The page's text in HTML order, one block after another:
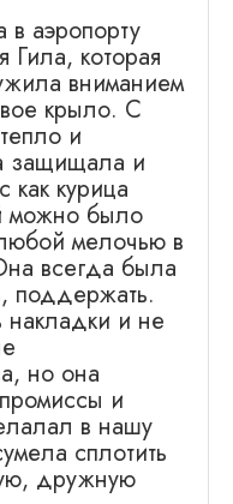
в аэропорту
Гила, которая
вниманием
крыло. С
и
защищала и
как курица
можно было
мелочью в
всегда была
поддержать.
и не
но она
и
в нашу
сплотить
дружную